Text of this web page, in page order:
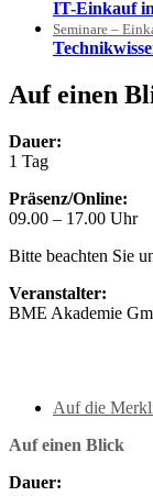
IT-Einkauf
Seminare –
Auf einen
Dauer:
1 Tag
Präsenz/Online:
09.00 – 17.00 Uhr
Bitte beachten Sie
Veranstalter:
BME Akademie
Auf die
Auf einen Blick
Dauer: